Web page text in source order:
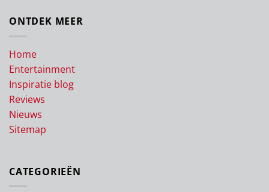
ONTDEK MEER
Home
Entertainment
Inspiratie blog
Reviews
Nieuws
Sitemap
CATEGORIEËN